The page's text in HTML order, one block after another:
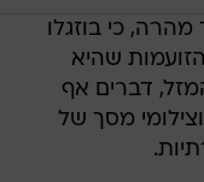
כי בוזגלו
שהיא
דברים אף
מסך של